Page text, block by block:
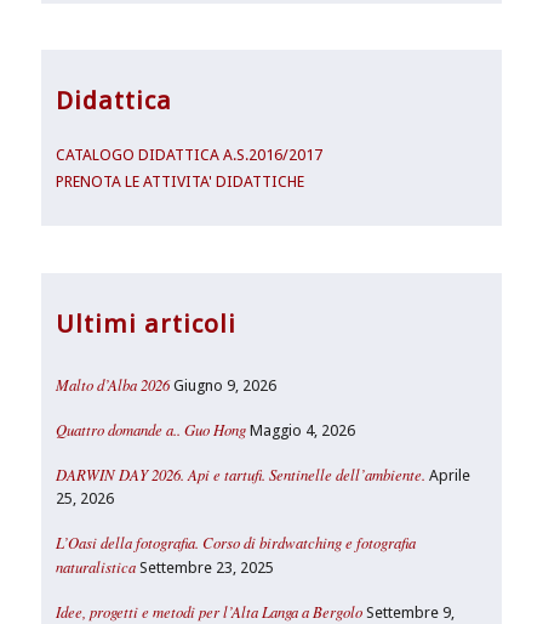
Didattica
CATALOGO DIDATTICA A.S.2016/2017
PRENOTA LE ATTIVITA' DIDATTICHE
Ultimi articoli
Malto d’Alba 2026 Giugno 9, 2026
Quattro domande a.. Guo Hong Maggio 4, 2026
DARWIN DAY 2026. Api e tartufi. Sentinelle dell’ambiente. Aprile
25, 2026
L’Oasi della fotografia. Corso di birdwatching e fotografia
naturalistica Settembre 23, 2025
Idee, progetti e metodi per l’Alta Langa a Bergolo Settembre 9,